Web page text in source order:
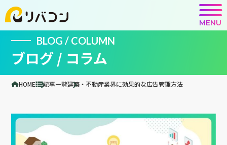
MENU
BLOG / COLUMN
ブログ / コラム
HOME 記事一覧建築・不動産業界に効果的な広告管理方法